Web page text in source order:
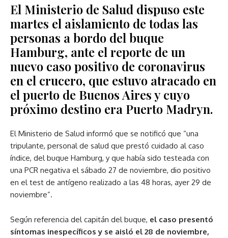
El Ministerio de Salud dispuso este
martes el aislamiento de todas las
personas a bordo del buque
Hamburg, ante el reporte de un
nuevo caso positivo de coronavirus
en el crucero, que estuvo atracado en
el puerto de Buenos Aires y cuyo
próximo destino era Puerto Madryn.
El Ministerio de Salud informó que se notificó que “una
tripulante, personal de salud que prestó cuidado al caso
índice, del buque Hamburg, y que había sido testeada con
una PCR negativa el sábado 27 de noviembre, dio positivo
en el test de antígeno realizado a las 48 horas, ayer 29 de
noviembre”.
Según referencia del capitán del buque, el caso presentó
síntomas inespecíficos y se aisló el 28 de noviembre,